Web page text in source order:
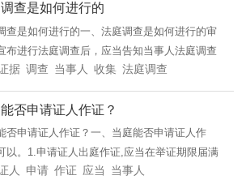
讼代理人申···
查是如何进行的
查是如何进行的一、法庭调查是如何进行的审
布进行法庭调查后，应当告知当事人法庭调查
是双方争议的事实。当事人对自己提出的主
责任提供证据，反驳对方主张的，也应提供证
明理由。原告···
据 调查 当事人 收集 法庭调查
否申请证人作证？
否申请证人作证？一、当庭能否申请证人作
以。1.申请证人出庭作证,应当在举证期限届满
提出;2.人民法院对当事人的申请进行审查,如果
人 申请 作证 应当 当事人